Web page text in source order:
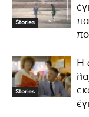
Stories
Stories
Η